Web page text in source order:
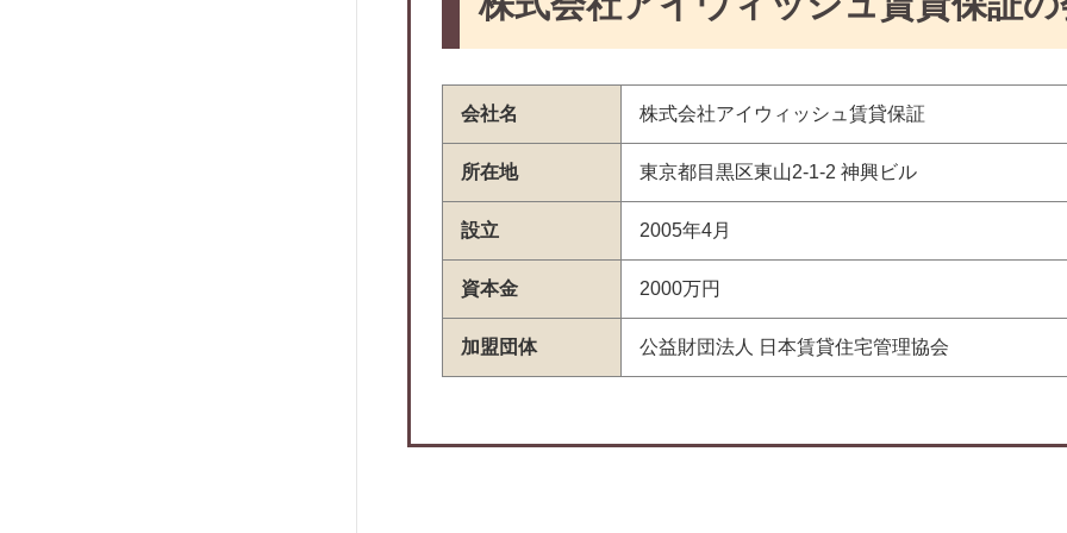
会社名 株式会社アイウィッシュ賃貸保証
所在地 東京都目黒区東山2-1-2 神興ビル
設立 2005年4月
資本金 2000万円
加盟団体 公益財団法人 日本賃貸住宅管理協会